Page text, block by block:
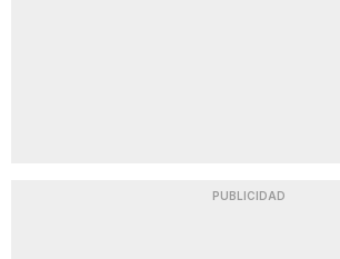
PUBLICIDAD